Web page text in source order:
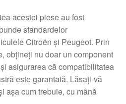
acestei piese au fost
standardelor
Citroën și Peugeot. Prin
obțineți nu doar un component
asigurarea că compatibilitatea
este garantată. Lăsați-vă
așa cum trebuie, cu mână